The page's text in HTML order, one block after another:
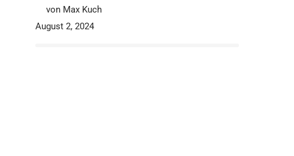
von Max Kuch
August 2, 2024